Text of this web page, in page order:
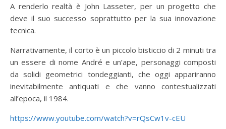
A renderlo realtà è John Lasseter, per un progetto che
deve il suo successo soprattutto per la sua innovazione
tecnica.
Narrativamente, il corto è un piccolo bisticcio di 2 minuti tra
un essere di nome André e un’ape, personaggi composti
da solidi geometrici tondeggianti, che oggi appariranno
inevitabilmente antiquati e che vanno contestualizzati
all’epoca, il 1984.
https://www.youtube.com/watch?v=rQsCw1v-cEU